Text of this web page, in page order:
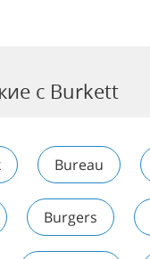
с Burkett
Bureau
Burgers